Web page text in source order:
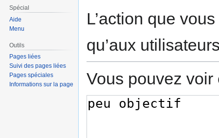
L’action que
qu’aux
Vous pouvez
Spécial
Aide
Menu
Outils
Pages liées
Suivi des pages liées
Pages spéciales
Informations sur la page